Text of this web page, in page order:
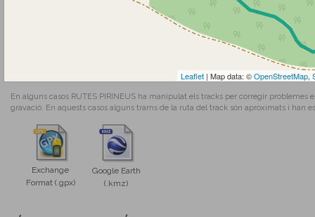
Leaflet | Map data: ©OpenStreetMap,
En alguns casos RUTES PIRINEUS ha manipulat els tracks per corregir problemes
gravació. En aquests casos alguns trams de la ruta del track són aproximats i han
Exchange
Format (.gpx)
Google Earth
(.kmz)